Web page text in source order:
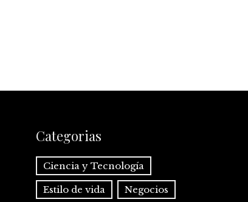
Categorias
Ciencia y Tecnología
Estilo de vida Negocios